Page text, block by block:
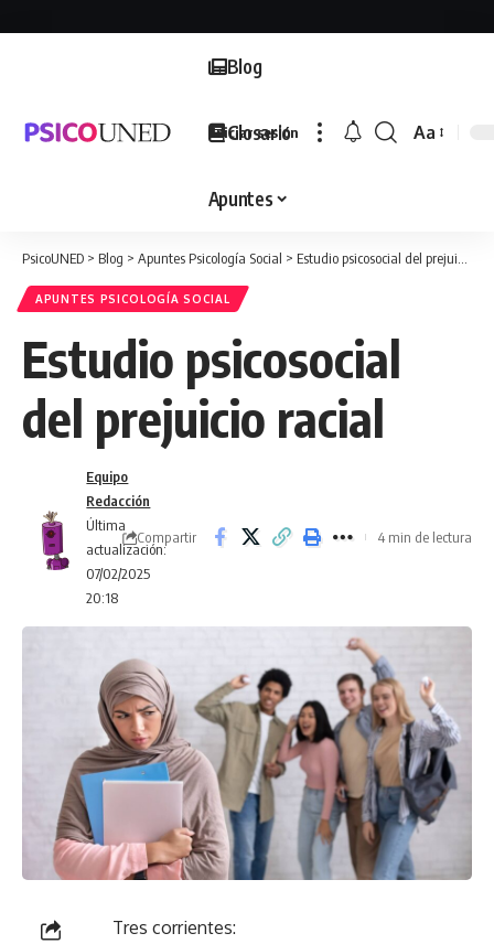
Blog
Glosario
Apuntes
Iniciar sesión
Font
Aa
PsicoUNED > Blog > Apuntes Psicología Social > Estudio psicosocial del prejuicio racial
APUNTES PSICOLOGÍA SOCIAL
Estudio psicosocial
del prejuicio racial
Última
actualización:
07/02/2025
20:18
Equipo
Redacción
Compartir 4 min de lectura
Tres corrientes: